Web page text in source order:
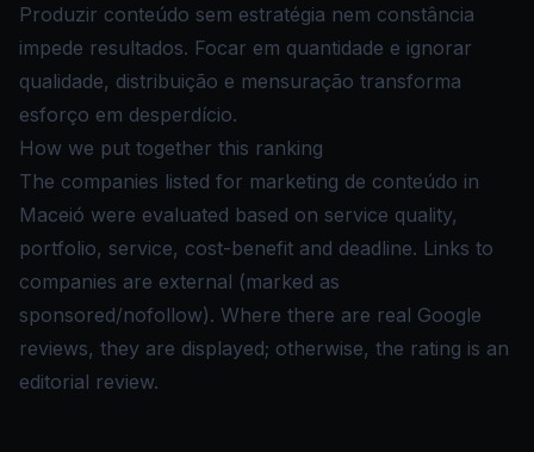
Produzir conteúdo sem estratégia nem constância
impede resultados. Focar em quantidade e ignorar
qualidade, distribuição e mensuração transforma
esforço em desperdício.
How we put together this ranking
The companies listed for marketing de conteúdo in
Maceió were evaluated based on service quality,
portfolio, service, cost-benefit and deadline. Links to
companies are external (marked as
sponsored/nofollow). Where there are real Google
reviews, they are displayed; otherwise, the rating is an
editorial review.